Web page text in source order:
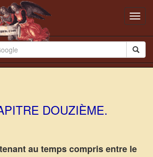
DOUZIÈME.
au temps compris entre le